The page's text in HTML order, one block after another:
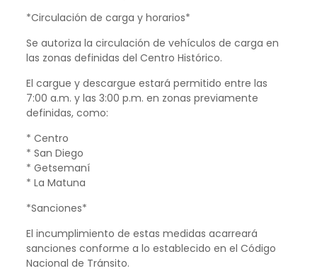
*Circulación de carga y horarios*
Se autoriza la circulación de vehículos de carga en
las zonas definidas del Centro Histórico.
El cargue y descargue estará permitido entre las
7:00 a.m. y las 3:00 p.m. en zonas previamente
definidas, como:
* Centro
* San Diego
* Getsemaní
* La Matuna
*Sanciones*
El incumplimiento de estas medidas acarreará
sanciones conforme a lo establecido en el Código
Nacional de Tránsito.